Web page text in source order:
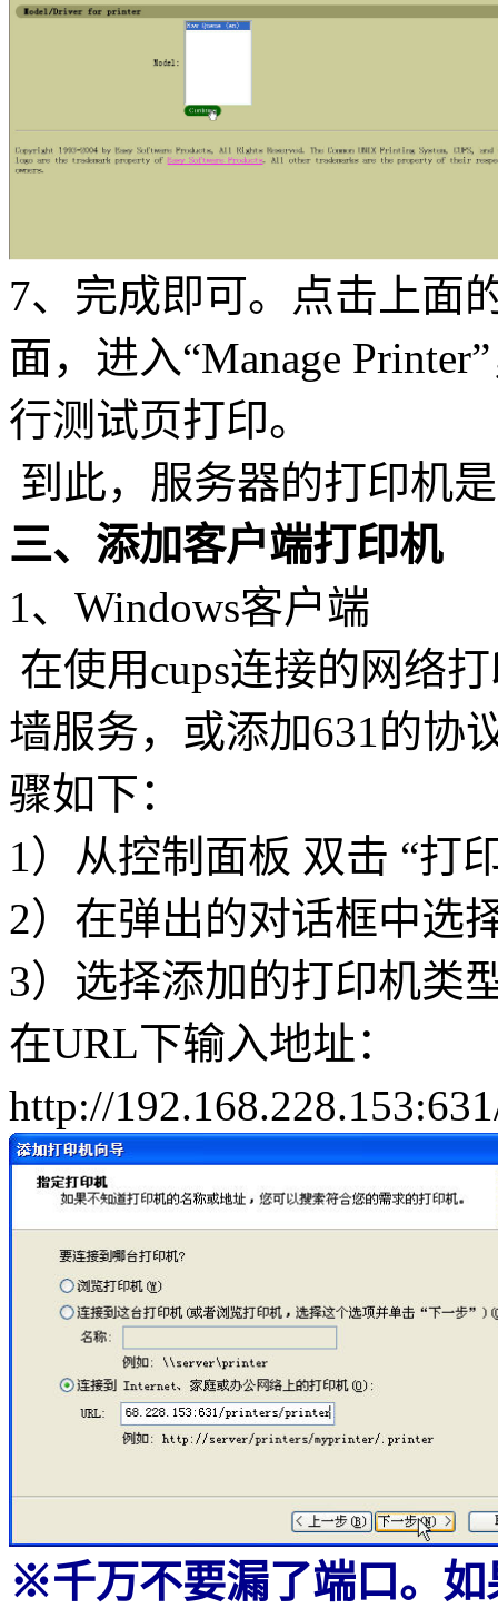
7、完成即可。点击上面
面，进入“Manage
行测试页打印。
到此，服务器的打印机
三、添加客户端打印机
1、Windows客户端
在使用cups连接的网络
墙服务，或添加631的协
骤如下：
1）从控制面板 双击 “打
2）在弹出的对话框中选
3）选择添加的打印机类
在URL下输入地址：
http://
※千万不要漏了端口。如